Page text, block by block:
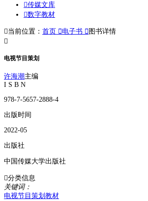
传媒文库
数字教材
当前位置： 首页 电子书  图书详情

电视节目策划
许海潮主编
I S B N
978-7-5657-2888-4
出版时间
2022-05
出版社
中国传媒大学出版社
分类信息
关键词：
电视节目 策划 教材